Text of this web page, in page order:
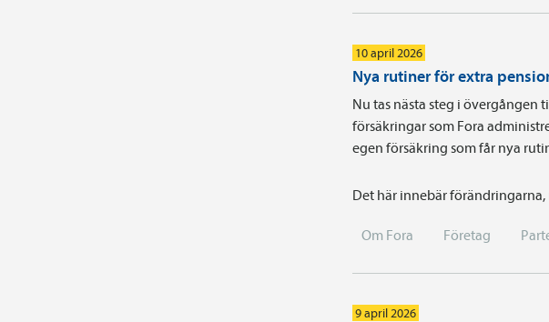
10 april 2026
Nya rutiner för extra
Nu tas nästa steg i
försäkringar som Fora
egen försäkring som får nya
Det här innebär förändringarna,
Om Fora Företag
9 april 2026